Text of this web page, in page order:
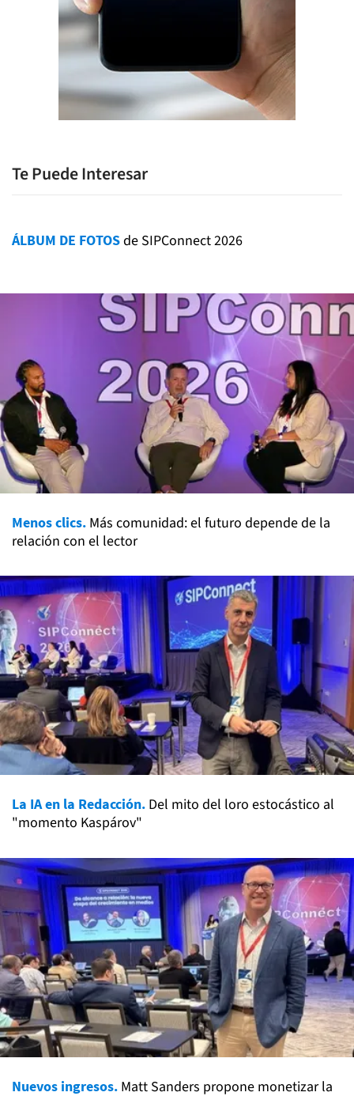
Te Puede Interesar
ÁLBUM DE FOTOSde SIPConnect 2026
Menos clics. Más comunidad: el futuro depende de la
relación con el lector
La IA en la Redacción. Del mito del loro estocástico al
"momento Kaspárov"
Nuevos ingresos. Matt Sanders propone monetizar la